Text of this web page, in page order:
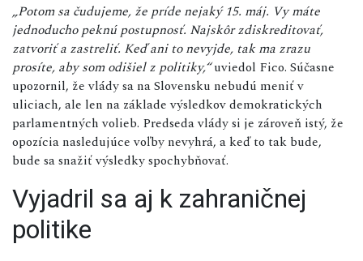
„Potom sa čudujeme, že príde nejaký 15. máj. Vy máte
jednoducho peknú postupnosť. Najskôr zdiskreditovať,
zatvoriť a zastreliť. Keď ani to nevyjde, tak ma zrazu
prosíte, aby som odišiel z politiky,“uviedol Fico. Súčasne
upozornil, že vlády sa na Slovensku nebudú meniť v
uliciach, ale len na základe výsledkov demokratických
parlamentných volieb. Predseda vlády si je zároveň istý, že
opozícia nasledujúce voľby nevyhrá, a keď to tak bude,
bude sa snažiť výsledky spochybňovať.
Vyjadril sa aj k zahraničnej
politike